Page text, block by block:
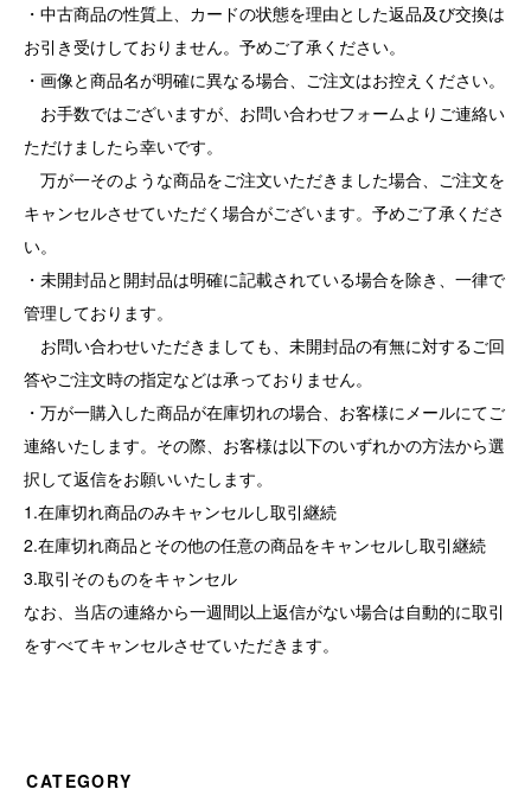
・中古商品の性質上、カードの状態を理由とした返品及び交換は
お引き受けしておりません。予めご了承ください。
・画像と商品名が明確に異なる場合、ご注文はお控えください。
お手数ではございますが、お問い合わせフォームよりご連絡い
ただけましたら幸いです。
万が一そのような商品をご注文いただきました場合、ご注文を
キャンセルさせていただく場合がございます。予めご了承くださ
い。
・未開封品と開封品は明確に記載されている場合を除き、一律で
管理しております。
お問い合わせいただきましても、未開封品の有無に対するご回
答やご注文時の指定などは承っておりません。
・万が一購入した商品が在庫切れの場合、お客様にメールにてご
連絡いたします。その際、お客様は以下のいずれかの方法から選
択して返信をお願いいたします。
1.在庫切れ商品のみキャンセルし取引継続
2.在庫切れ商品とその他の任意の商品をキャンセルし取引継続
3.取引そのものをキャンセル
なお、当店の連絡から一週間以上返信がない場合は自動的に取引
をすべてキャンセルさせていただきます。
CATEGORY